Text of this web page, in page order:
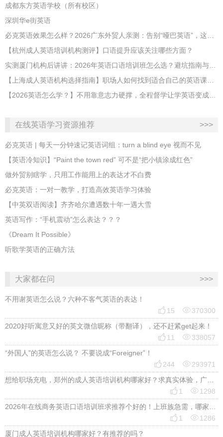
成都东方英语学校（所有校区）
深圳华e街英语
必克英语效果怎么样？2026广东外贸人亲测：告别“哑巴英语”，这才是成年人最高效的自救指南！
【杭州成人英语培训机构测评】口语提升应该关注哪些方面？
实测厦门机构后讲讲：2026年英语口语培训班怎么选？避坑指南与高效学习新范式
【上海成人英语机构选择指南】职场人如何找到适合自己的英语课程？
【2026英语怎么学？】不用靠意志力硬撑，全程督学让学英语变成日常习惯
在线英语学习资源推荐 >>>
必克英语 | 每天一分钟速记英语词组：turn a blind eye 视而不见
​【英语冷知识】“Paint the town red” 可不是“把小镇涂成红色”
做外贸别瞎学，只用工作能用上的表达才不白费
必克英语：一对一教学，打造高效英语学习体验
【中英双语阅读】齐齐哈尔遭遇数十年一遇大雪
英语写作：“手机震动”怎么表达？？？
《Dream It Possible》
听歌学英语的正确方法
大家都在问 >>>
不用谢英语怎么说？六种不客气英语的表达！
 15 370300
2020好听寓意又好的英文微信昵称（带翻译），还不赶紧get起来！
 11 338057
“外国人”的英语怎么说？ 不要说成“Foreigner”！
 244 293971
想给职场充电，郑州的成人英语培训机构哪家好？求真实体验，广告勿扰，感谢！
 1 1298
2026年在线商务英语口语培训班求推荐个好的！上班族急需，哪家好？
 1 1286
厦门成人英语培训机构哪家好？有推荐的吗？